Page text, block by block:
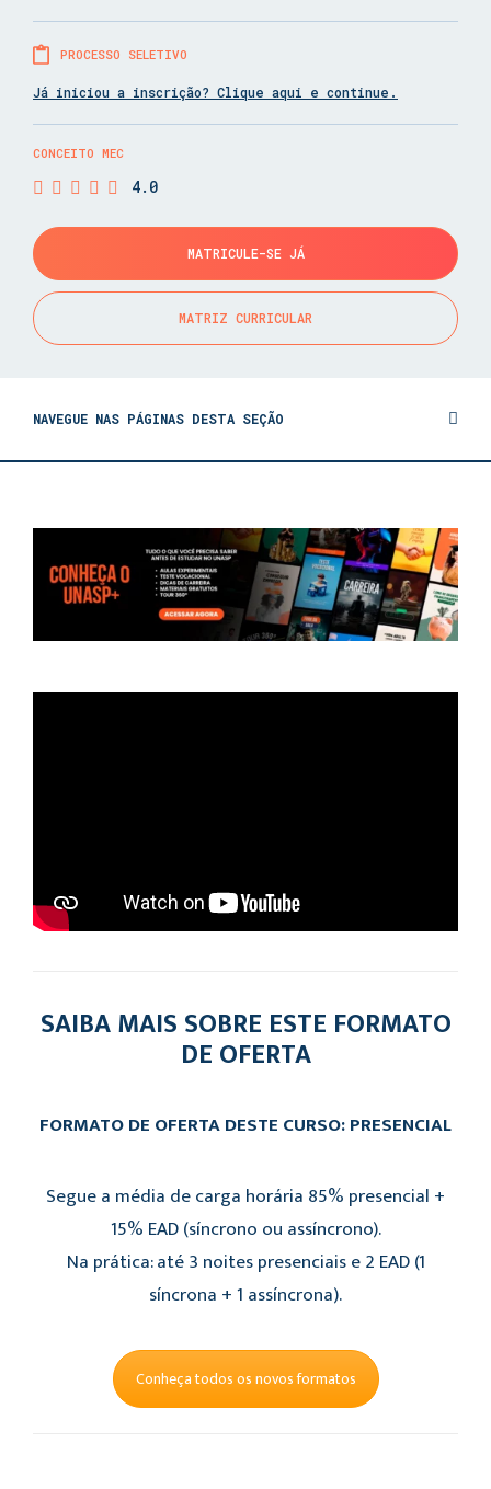
PROCESSO SELETIVO
Já iniciou a inscrição? Clique aqui e continue.
CONCEITO MEC
4.0
MATRICULE-SE JÁ
MATRIZ CURRICULAR
NAVEGUE NAS PÁGINAS DESTA SEÇÃO
SAIBA MAIS SOBRE ESTE FORMATO
DE OFERTA
FORMATO DE OFERTA DESTE CURSO: PRESENCIAL
Segue a média de carga horária 85% presencial +
15% EAD (síncrono ou assíncrono).
Na prática: até 3 noites presenciais e 2 EAD (1
síncrona + 1 assíncrona).
Conheça todos os novos formatos